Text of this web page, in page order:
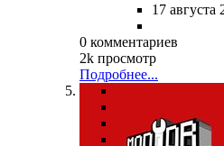
17 августа
0 комментариев
2k просмотр
Подробнее...